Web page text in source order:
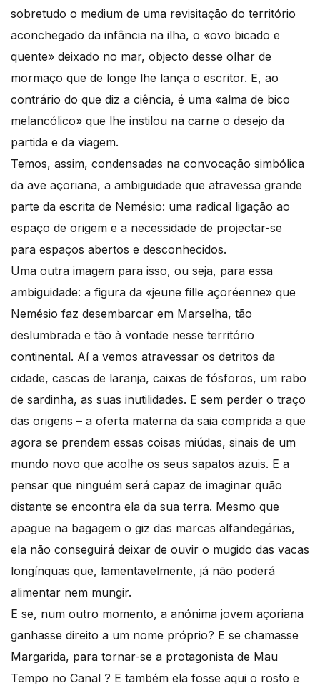
sobretudo o medium de uma revisitação do território
aconchegado da infância na ilha, o «ovo bicado e
quente» deixado no mar, objecto desse olhar de
mormaço que de longe lhe lança o escritor. E, ao
contrário do que diz a ciência, é uma «alma de bico
melancólico» que lhe instilou na carne o desejo da
partida e da viagem.
Temos, assim, condensadas na convocação simbólica
da ave açoriana, a ambiguidade que atravessa grande
parte da escrita de Nemésio: uma radical ligação ao
espaço de origem e a necessidade de projectar-se
para espaços abertos e desconhecidos.
Uma outra imagem para isso, ou seja, para essa
ambiguidade: a figura da «jeune fille açoréenne» que
Nemésio faz desembarcar em Marselha, tão
deslumbrada e tão à vontade nesse território
continental. Aí a vemos atravessar os detritos da
cidade, cascas de laranja, caixas de fósforos, um rabo
de sardinha, as suas inutilidades. E sem perder o traço
das origens – a oferta materna da saia comprida a que
agora se prendem essas coisas miúdas, sinais de um
mundo novo que acolhe os seus sapatos azuis. E a
pensar que ninguém será capaz de imaginar quão
distante se encontra ela da sua terra. Mesmo que
apague na bagagem o giz das marcas alfandegárias,
ela não conseguirá deixar de ouvir o mugido das vacas
longínquas que, lamentavelmente, já não poderá
alimentar nem mungir.
E se, num outro momento, a anónima jovem açoriana
ganhasse direito a um nome próprio? E se chamasse
Margarida, para tornar-se a protagonista de Mau
Tempo no Canal ? E também ela fosse aqui o rosto e